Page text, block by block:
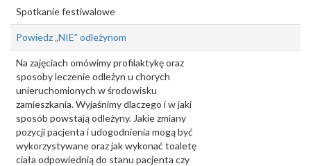
Spotkanie festiwalowe
Powiedz „NIE” odleżynom
Na zajęciach omówimy profilaktykę oraz
sposoby leczenie odleżyn u chorych
unieruchomionych w środowisku
zamieszkania. Wyjaśnimy dlaczego i w jaki
sposób powstają odleżyny. Jakie zmiany
pozycji pacjenta i udogodnienia mogą być
wykorzystywane oraz jak wykonać toaletę
ciała odpowiednią do stanu pacjenta czy